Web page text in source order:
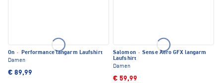
On ·
Performance langarm Laufshirt
Damen
€ 89,99
Salomon · Sense Aero GFX langarm
Laufshirt
Damen
€ 59,99